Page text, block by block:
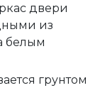
двери
из
белым
грунтом